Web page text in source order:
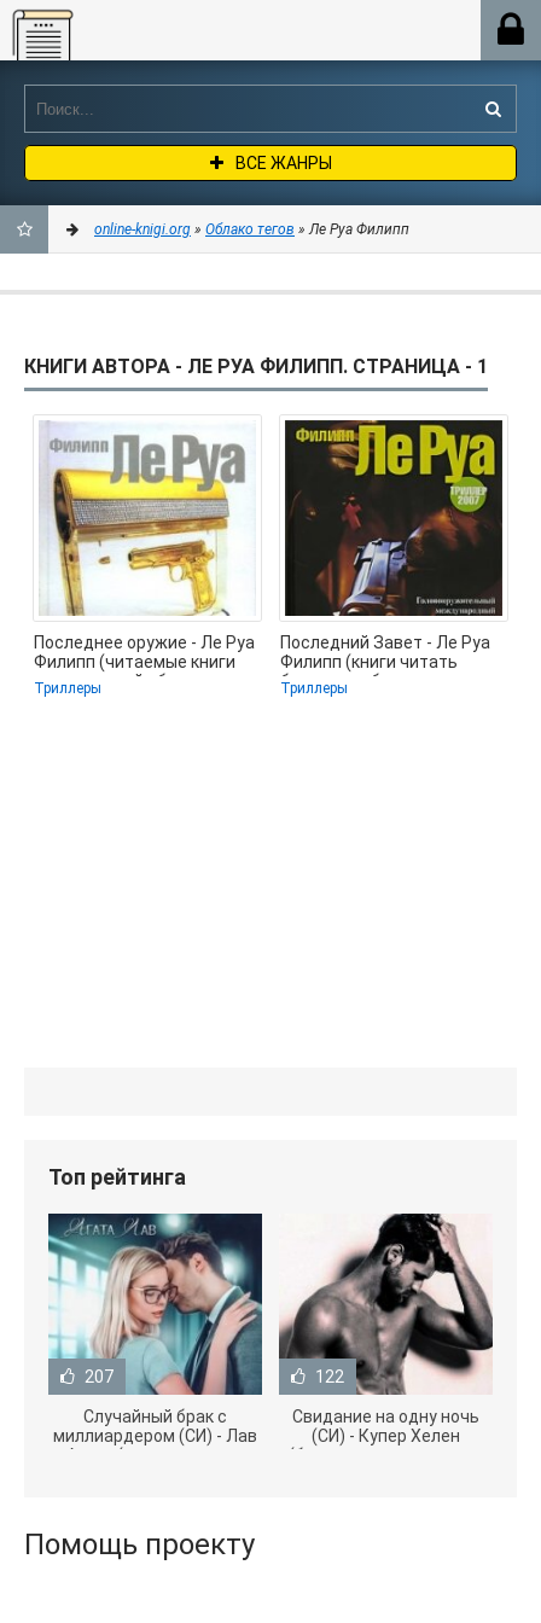
Online-knigi.org
ВСЕ ЖАНРЫ
ЗАКЛАДКИ
online-knigi.org » Облако тегов » Ле Руа Филипп
КНИГИ АВТОРА - ЛЕ РУА ФИЛИПП. СТРАНИЦА - 1
Последнее оружие - Ле Руа
Филипп (читаемые книги
читать онлайн бесплатно
.txt,
Триллеры
Последний Завет - Ле Руа
Филипп (книги читать
бесплатно без
регистрации txt,
Триллеры
Топ рейтинга
207
Случайный брак с
миллиардером (СИ) - Лав
Агата (полная версия
122
Свидание на одну ночь
(СИ) - Купер Хелен
(бесплатные серии книг
Помощь проекту